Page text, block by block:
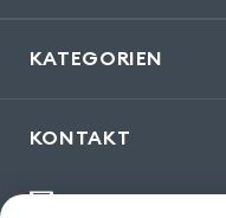
KATEGORIEN
KONTAKT